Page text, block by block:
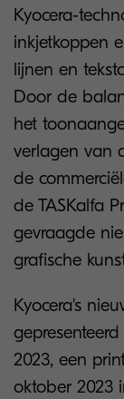
Kyocera-
inkjetkoppen
lijnen en
Door de
het
verlagen van
de
de TASKalfa
gevraagde
grafische
Kyocera's
2023, een
oktober 2023